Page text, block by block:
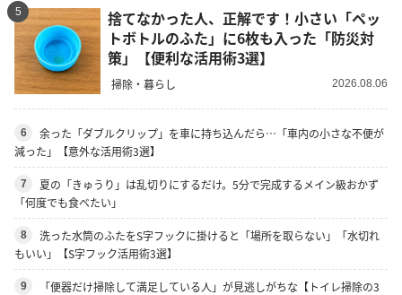
5
捨てなかった人、正解です！小さい「ペッ
トボトルのふた」に6枚も入った「防災対
策」【便利な活用術3選】
掃除・暮らし 2026.08.06
6
余った「ダブルクリップ」を車に持ち込んだら…「車内の小さな不便が
減った」【意外な活用術3選】
7
夏の「きゅうり」は乱切りにするだけ。5分で完成するメイン級おかず
「何度でも食べたい」
8
洗った水筒のふたをS字フックに掛けると「場所を取らない」「水切れ
もいい」【S字フック活用術3選】
9
「便器だけ掃除して満足している人」が見逃しがちな【トイレ掃除の3